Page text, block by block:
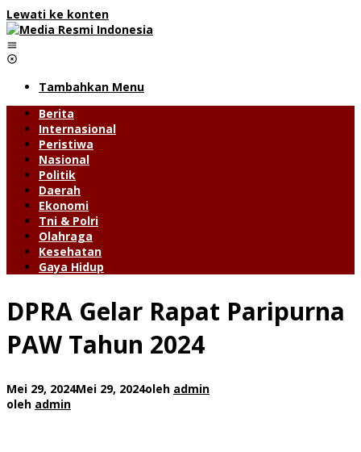
Lewati ke konten
Tambahkan Menu
Berita
Internasional
Peristiwa
Nasional
Politik
Daerah
Ekonomi
Tni & Polri
Olahraga
Kesehatan
Gaya Hidup
DPRA Gelar Rapat Paripurna
PAW Tahun 2024
Mei 29, 2024Mei 29, 2024oleh admin
oleh admin